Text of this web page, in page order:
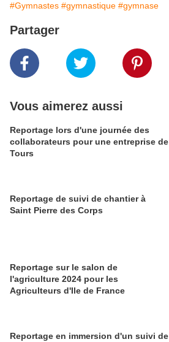
#Gymnastes #gymnastique #gymnase
Partager
Vous aimerez aussi
Reportage lors d'une journée des
collaborateurs pour une entreprise de
Tours
Reportage de suivi de chantier à
Saint Pierre des Corps
Reportage sur le salon de
l'agriculture 2024 pour les
Agriculteurs d'Ile de France
Reportage en immersion d'un suivi de